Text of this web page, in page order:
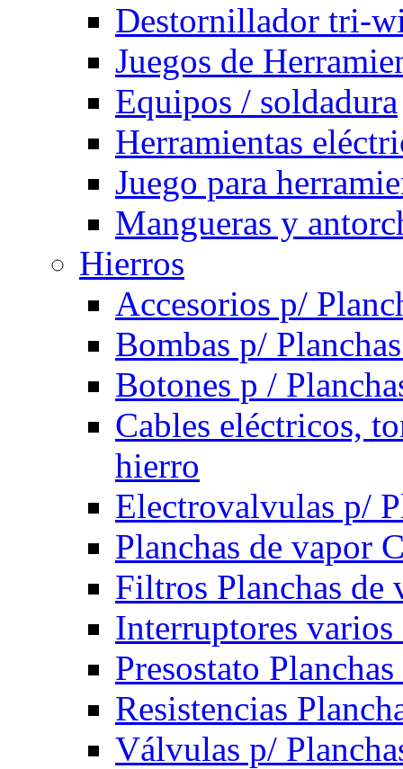
Destornillador tri-
Juegos de
Equipos / soldadura
Herramientas
Juego para
Mangueras y
Hierros
Accesorios p/
Bombas p/
Botones p /
Cables eléctricos,
hierro
Electrovalvulas p/
Planchas de vapor
Filtros Planchas de
Interruptores varios
Presostato
Resistencias
Válvulas p/